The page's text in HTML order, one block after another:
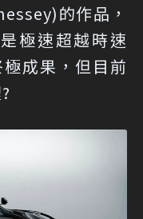
的作品，
極速超越時速
成果，但目前